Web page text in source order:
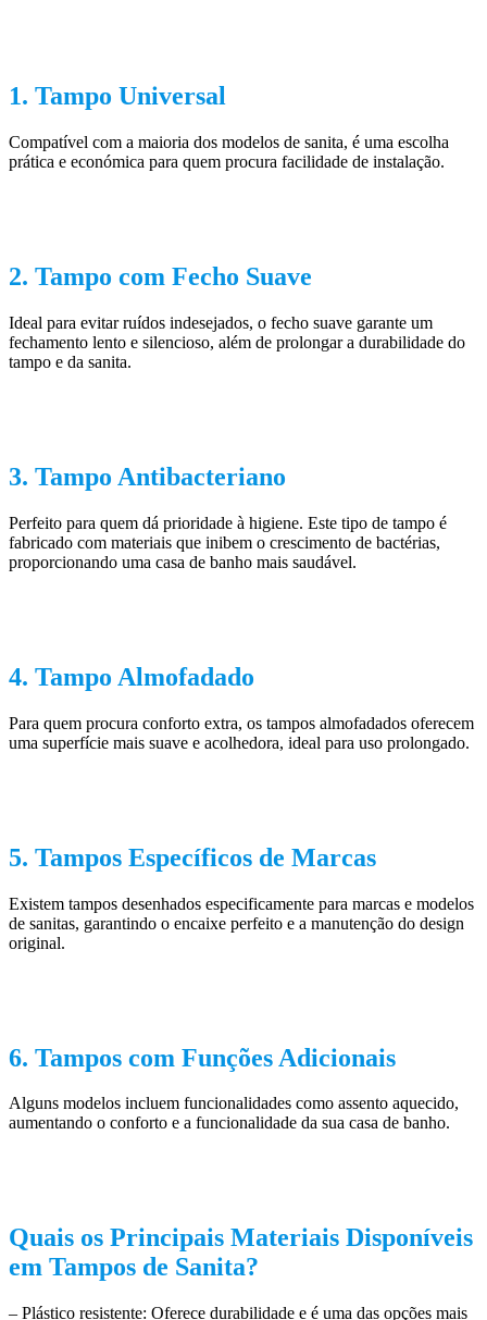
1. Tampo Universal
Compatível com a maioria dos modelos de sanita, é uma escolha
prática e económica para quem procura facilidade de instalação.
2. Tampo com Fecho Suave
Ideal para evitar ruídos indesejados, o fecho suave garante um
fechamento lento e silencioso, além de prolongar a durabilidade do
tampo e da sanita.
3. Tampo Antibacteriano
Perfeito para quem dá prioridade à higiene. Este tipo de tampo é
fabricado com materiais que inibem o crescimento de bactérias,
proporcionando uma casa de banho mais saudável.
4. Tampo Almofadado
Para quem procura conforto extra, os tampos almofadados oferecem
uma superfície mais suave e acolhedora, ideal para uso prolongado.
5. Tampos Específicos de Marcas
Existem tampos desenhados especificamente para marcas e modelos
de sanitas, garantindo o encaixe perfeito e a manutenção do design
original.
6. Tampos com Funções Adicionais
Alguns modelos incluem funcionalidades como assento aquecido,
aumentando o conforto e a funcionalidade da sua casa de banho.
Quais os Principais Materiais Disponíveis
em Tampos de Sanita?
– Plástico resistente: Oferece durabilidade e é uma das opções mais